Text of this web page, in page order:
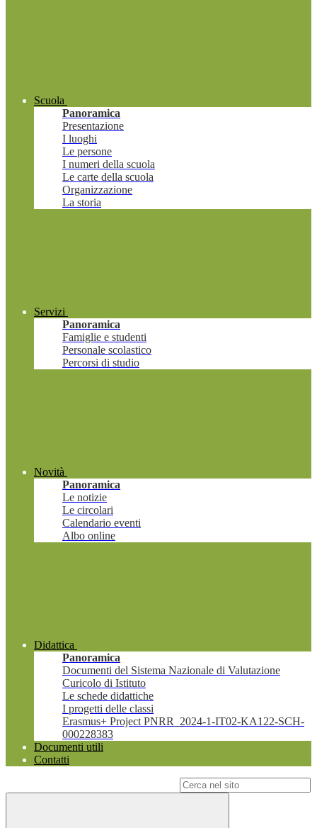
Scuola
Panoramica
Presentazione
I luoghi
Le persone
I numeri della scuola
Le carte della scuola
Organizzazione
La storia
Servizi
Panoramica
Famiglie e studenti
Personale scolastico
Percorsi di studio
Novità
Panoramica
Le notizie
Le circolari
Calendario eventi
Albo online
Didattica
Panoramica
Documenti del Sistema Nazionale di Valutazione
Curicolo di Istituto
Le schede didattiche
I progetti delle classi
Erasmus+ Project PNRR_2024-1-IT02-KA122-SCH-
000228383
Documenti utili
Contatti